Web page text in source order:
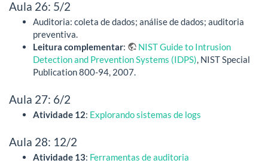
Aula 26: 5/2
Auditoria: coleta de dados; análise de dados; auditoria
preventiva.
Leitura complementar:
NIST Guide to Intrusion
Detection and Prevention Systems (IDPS), NIST Special
Publication 800-94, 2007.
Aula 27: 6/2
Atividade 12: Explorando sistemas de logs
Aula 28: 12/2
Atividade 13: Ferramentas de auditoria